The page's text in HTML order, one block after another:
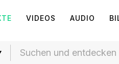
VIDEOS AUDIO